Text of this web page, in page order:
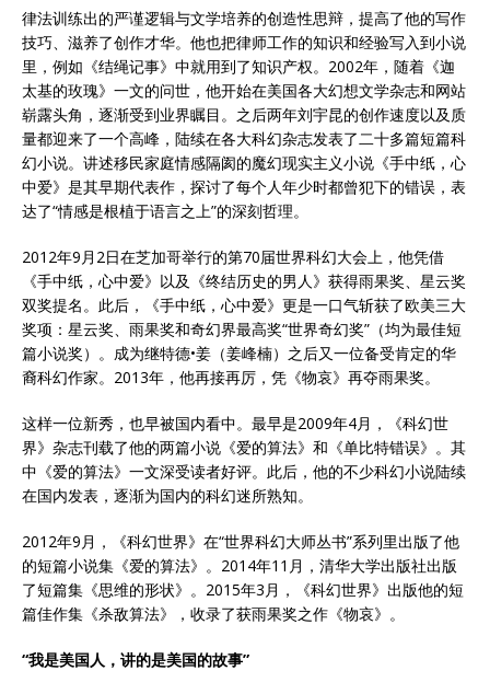
律法训练出的严谨逻辑与文学培养的创造性思辩，提高了他的写作
技巧、滋养了创作才华。他也把律师工作的知识和经验写入到小说
里，例如《结绳记事》中就用到了知识产权。2002年，随着《迦
太基的玫瑰》一文的问世，他开始在美国各大幻想文学杂志和网站
崭露头角，逐渐受到业界瞩目。之后两年刘宇昆的创作速度以及质
量都迎来了一个高峰，陆续在各大科幻杂志发表了二十多篇短篇科
幻小说。讲述移民家庭情感隔阂的魔幻现实主义小说《手中纸，心
中爱》是其早期代表作，探讨了每个人年少时都曾犯下的错误，表
达了“情感是根植于语言之上”的深刻哲理。
2012年9月2日在芝加哥举行的第70届世界科幻大会上，他凭借
《手中纸，心中爱》以及《终结历史的男人》获得雨果奖、星云奖
双奖提名。此后，《手中纸，心中爱》更是一口气斩获了欧美三大
奖项：星云奖、雨果奖和奇幻界最高奖“世界奇幻奖”（均为最佳短
篇小说奖）。成为继特德•姜（姜峰楠）之后又一位备受肯定的华
裔科幻作家。2013年，他再接再厉，凭《物哀》再夺雨果奖。
这样一位新秀，也早被国内看中。最早是2009年4月，《科幻世
界》杂志刊载了他的两篇小说《爱的算法》和《单比特错误》。其
中《爱的算法》一文深受读者好评。此后，他的不少科幻小说陆续
在国内发表，逐渐为国内的科幻迷所熟知。
2012年9月，《科幻世界》在“世界科幻大师丛书”系列里出版了他
的短篇小说集《爱的算法》。2014年11月，清华大学出版社出版
了短篇集《思维的形状》。2015年3月，《科幻世界》出版他的短
篇佳作集《杀敌算法》，收录了获雨果奖之作《物哀》。
“我是美国人，讲的是美国的故事”